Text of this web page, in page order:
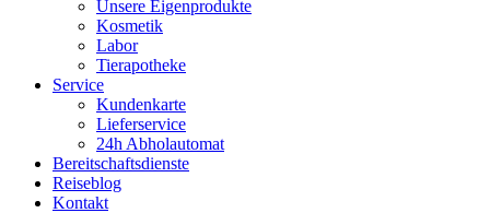
Unsere Eigenprodukte
Kosmetik
Labor
Tierapotheke
Service
Kundenkarte
Lieferservice
24h Abholautomat
Bereitschaftsdienste
Reiseblog
Kontakt